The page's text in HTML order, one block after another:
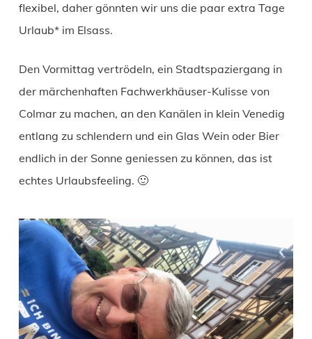
flexibel, daher gönnten wir uns die paar extra Tage
Urlaub* im Elsass.
Den Vormittag vertrödeln, ein Stadtspaziergang in
der märchenhaften Fachwerkhäuser-Kulisse von
Colmar zu machen, an den Kanälen in klein Venedig
entlang zu schlendern und ein Glas Wein oder Bier
endlich in der Sonne geniessen zu können, das ist
echtes Urlaubsfeeling. 🙂